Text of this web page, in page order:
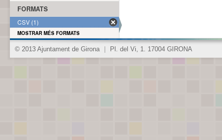
FORMATS
CSV (1)
MOSTRAR MÉS FORMATS
© 2013 Ajuntament de Girona Pl. del Vi, 1. 17004 GIRONA